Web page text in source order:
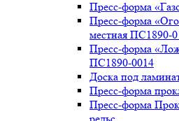
Пресс-форма
Пресс-форма
местная ПС1890-
Пресс-форма
ПС1890-0014
Доска под
Пресс-форма
Пресс-форма